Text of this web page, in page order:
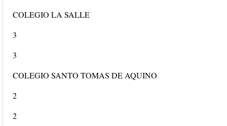
COLEGIO LA SALLE
3
3
COLEGIO SANTO TOMAS DE AQUINO
2
2